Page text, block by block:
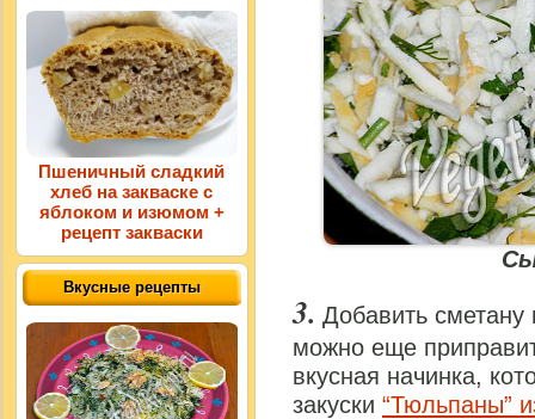
Добавить
можно еще
вкусная начинка,
закуски “Тюльпаны”
Пшеничный сладкий
хлеб на закваске с
яблоком и изюмом +
рецепт закваски
Вкусные рецепты